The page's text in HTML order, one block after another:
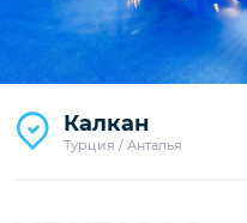
Калкан
Турция / Анталья